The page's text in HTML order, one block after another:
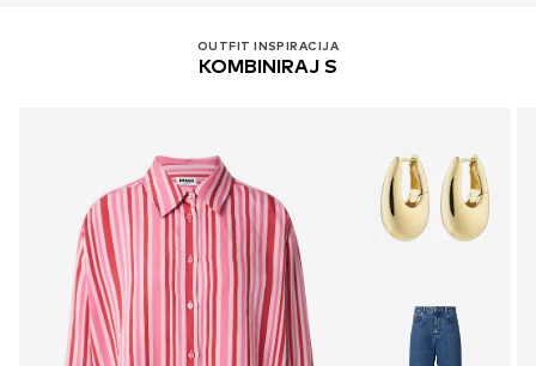
OUTFIT INSPIRACIJA
KOMBINIRAJ S